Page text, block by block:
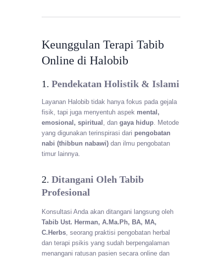
Keunggulan Terapi Tabib
Online di Halobib
1. Pendekatan Holistik & Islami
Layanan Halobib tidak hanya fokus pada gejala
fisik, tapi juga menyentuh aspek mental,
emosional, spiritual , dan gaya hidup . Metode
yang digunakan terinspirasi dari pengobatan
nabi (thibbun nabawi) dan ilmu pengobatan
timur lainnya.
2. Ditangani Oleh Tabib
Profesional
Konsultasi Anda akan ditangani langsung oleh
Tabib Ust. Herman, A.Ma.Ph, BA, MA,
C.Herbs , seorang praktisi pengobatan herbal
dan terapi psikis yang sudah berpengalaman
menangani ratusan pasien secara online dan